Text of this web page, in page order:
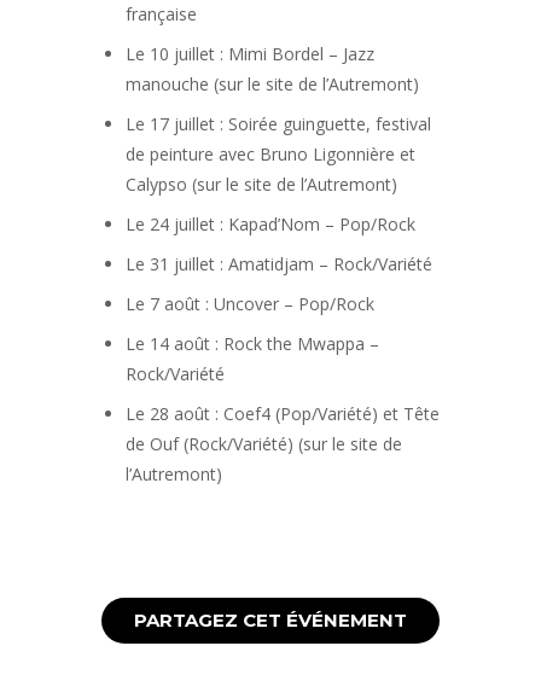
française
Le 10 juillet : Mimi Bordel – Jazz
manouche (sur le site de l’Autremont)
Le 17 juillet : Soirée guinguette, festival
de peinture avec Bruno Ligonnière et
Calypso (sur le site de l’Autremont)
Le 24 juillet : Kapad’Nom – Pop/Rock
Le 31 juillet : Amatidjam – Rock/Variété
Le 7 août : Uncover – Pop/Rock
Le 14 août : Rock the Mwappa –
Rock/Variété
Le 28 août : Coef4 (Pop/Variété) et Tête
de Ouf (Rock/Variété) (sur le site de
l’Autremont)
PARTAGEZ CET ÉVÉNEMENT